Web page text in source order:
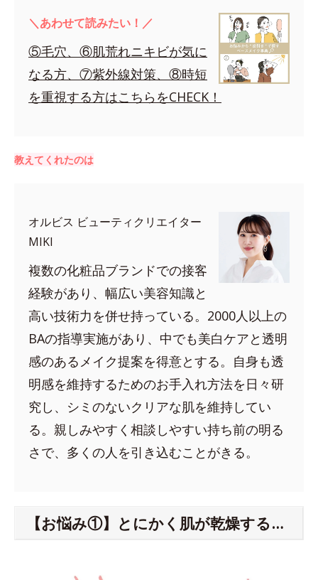
＼あわせて読みたい！／
⑤毛穴、⑥肌荒れニキビが気に
なる方、⑦紫外線対策、⑧時短
を重視する方はこちらをCHECK！
教えてくれたのは
オルビス ビューティクリエイター
MIKI
複数の化粧品ブランドでの接客
経験があり、幅広い美容知識と
高い技術力を併せ持っている。2000人以上の
BAの指導実施があり、中でも美白ケアと透明
感のあるメイク提案を得意とする。自身も透
明感を維持するためのお手入れ方法を日々研
究し、シミのないクリアな肌を維持してい
る。親しみやすく相談しやすい持ち前の明る
さで、多くの人を引き込むことがきる。
【お悩み①】とにかく肌が乾燥する…